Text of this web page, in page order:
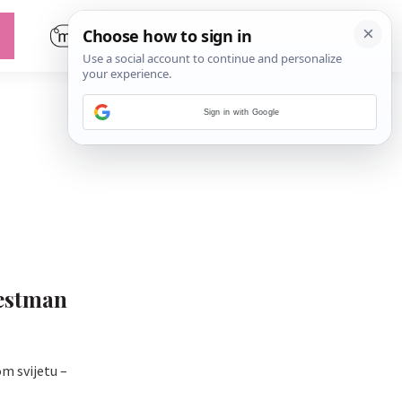
svijetu –
Sign in with Google